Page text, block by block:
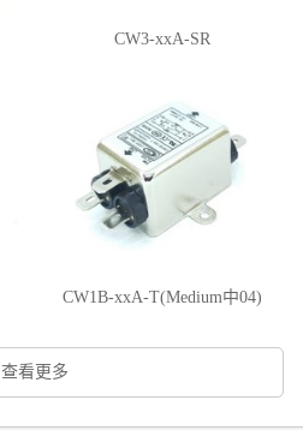
CW3-xxA-SR
CW1B-xxA-T(Medium中04)
查看更多